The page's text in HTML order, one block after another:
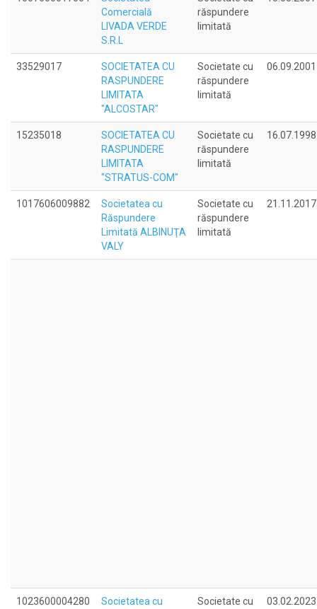
Comercială
LIVADA VERDE
S.R.L
răspundere
limitată
33529017
SOCIETATEA CU
RASPUNDERE
LIMITATA
"ALCOSTAR"
Societate cu
răspundere
limitată
06.09.2001
15235018
SOCIETATEA CU
RASPUNDERE
LIMITATA
"STRATUS-COM"
Societate cu
răspundere
limitată
16.07.1998
1017606009882
Societatea cu
Răspundere
Limitată ALBINUŢA
VALY
Societate cu
răspundere
limitată
21.11.2017
1023600004280
Societatea cu
Societate cu
03.02.2023